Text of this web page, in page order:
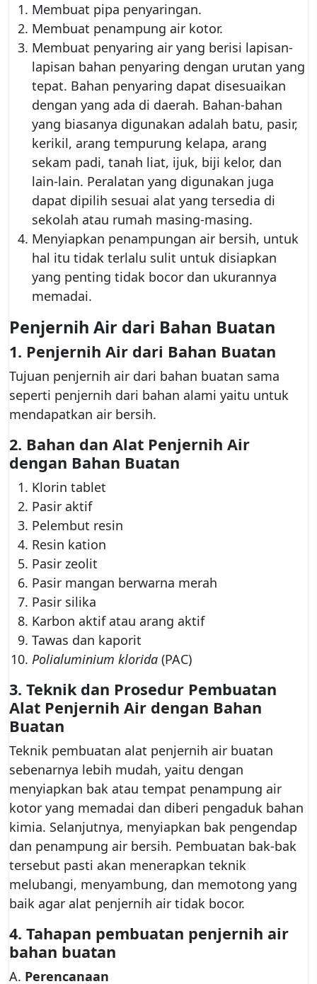
Membuat pipa penyaringan.
Membuat penampung air kotor.
Membuat penyaring air yang berisi lapisan-
lapisan bahan penyaring dengan urutan yang
tepat. Bahan penyaring dapat disesuaikan
dengan yang ada di daerah. Bahan-bahan
yang biasanya digunakan adalah batu, pasir,
kerikil, arang tempurung kelapa, arang
sekam padi, tanah liat, ijuk, biji kelor, dan
lain-lain. Peralatan yang digunakan juga
dapat dipilih sesuai alat yang tersedia di
sekolah atau rumah masing-masing.
Menyiapkan penampungan air bersih, untuk
hal itu tidak terlalu sulit untuk disiapkan
yang penting tidak bocor dan ukurannya
memadai.
Penjernih Air dari Bahan Buatan
1. Penjernih Air dari Bahan Buatan
Tujuan penjernih air dari bahan buatan sama
seperti penjernih dari bahan alami yaitu untuk
mendapatkan air bersih.
2. Bahan dan Alat Penjernih Air
dengan Bahan Buatan
Klorin tablet
Pasir aktif
Pelembut resin
Resin kation
Pasir zeolit
Pasir mangan berwarna merah
Pasir silika
Karbon aktif atau arang aktif
Tawas dan kaporit
Polialuminium klorida (PAC)
3. Teknik dan Prosedur Pembuatan
Alat Penjernih Air dengan Bahan
Buatan
Teknik pembuatan alat penjernih air buatan
sebenarnya lebih mudah, yaitu dengan
menyiapkan bak atau tempat penampung air
kotor yang memadai dan diberi pengaduk bahan
kimia. Selanjutnya, menyiapkan bak pengendap
dan penampung air bersih. Pembuatan bak-bak
tersebut pasti akan menerapkan teknik
melubangi, menyambung, dan memotong yang
baik agar alat penjernih air tidak bocor.
4. Tahapan pembuatan penjernih air
bahan buatan
A. Perencanaan